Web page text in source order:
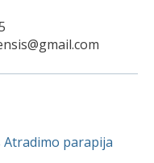
Atradimo parapija